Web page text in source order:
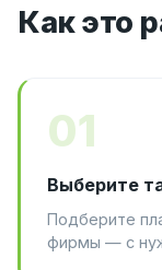
Как это
01
Выберите
Подберите
фирмы — с